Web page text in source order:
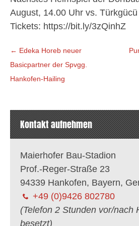
August, 14.00 Uhr vs.
Tickets: https://bit.ly/3zQinhZ
Beitragsnavigation
← Edeka Horeb neuer
Basicpartner der Spvgg.
Hankofen-Hailing
Kontakt aufnehmen
Maierhofer Bau-Stadion
Prof.-Reger-Straße 23
94339 Hankofen, Bayern,
+49 (0)9426 802780
(Telefon 2 Stunden vor/nach
besetzt)